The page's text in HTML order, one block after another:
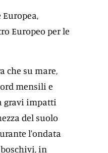
Europeo per le
che su mare,
mensili e
gravi impatti
del suolo
l'ondata
in